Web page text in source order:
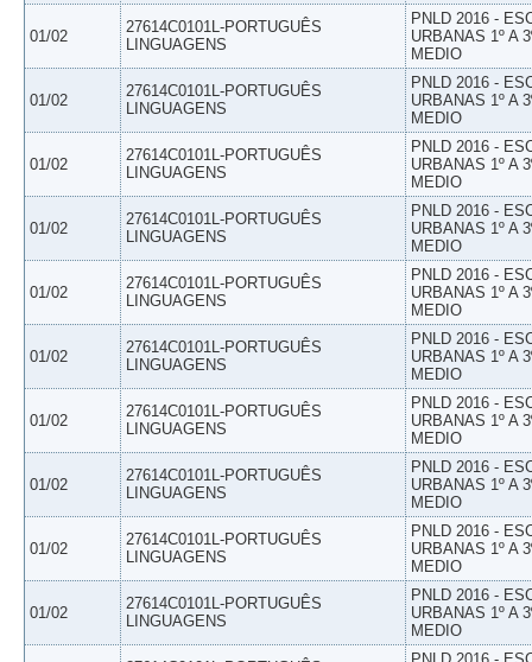
01/02
27614C0101L-PORTUGUÊS
LINGUAGENS
PNLD 2016 -
URBANAS 1º A
MEDIO
01/02
27614C0101L-PORTUGUÊS
LINGUAGENS
PNLD 2016 -
URBANAS 1º A
MEDIO
01/02
27614C0101L-PORTUGUÊS
LINGUAGENS
PNLD 2016 -
URBANAS 1º A
MEDIO
01/02
27614C0101L-PORTUGUÊS
LINGUAGENS
PNLD 2016 -
URBANAS 1º A
MEDIO
01/02
27614C0101L-PORTUGUÊS
LINGUAGENS
PNLD 2016 -
URBANAS 1º A
MEDIO
01/02
27614C0101L-PORTUGUÊS
LINGUAGENS
PNLD 2016 -
URBANAS 1º A
MEDIO
01/02
27614C0101L-PORTUGUÊS
LINGUAGENS
PNLD 2016 -
URBANAS 1º A
MEDIO
01/02
27614C0101L-PORTUGUÊS
LINGUAGENS
PNLD 2016 -
URBANAS 1º A
MEDIO
01/02
27614C0101L-PORTUGUÊS
LINGUAGENS
PNLD 2016 -
URBANAS 1º A
MEDIO
01/02
27614C0101L-PORTUGUÊS
LINGUAGENS
PNLD 2016 -
URBANAS 1º A
MEDIO